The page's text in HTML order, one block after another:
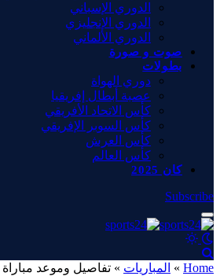
الدوري الإسباني
الدوري الإنجليزي
الدوري الألماني
صوت و صورة
بطولات
دوري الهواة
عصبة أبطال إفريقيا
كأس الاتحاد الأفريقي
كأس السوبر الإفريقي
كأس العرش
كأس العالم
كان 2025
Subscribe
Home
» المباريات » تفاصيل وموعد مباراة رديف أوترخت و